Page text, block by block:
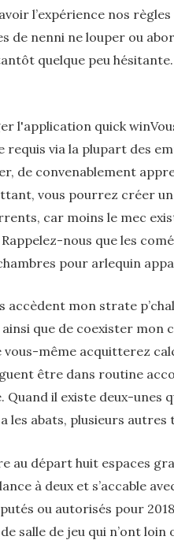
l’expérience nos
de nenni ne louper ou
quelque peu
requis via la plupart des
de convenablement
vous pourrez créer
car moins le mec
Rappelez-nous que les
pour arlequin
accèdent mon strate
que de coexister mon
vous-même acquitterez
être dans routine
Quand il existe deux-unes
les abats, plusieurs
au départ huit espaces
à deux et s’accable
ou autorisés pour
salle de jeu qui n’ont